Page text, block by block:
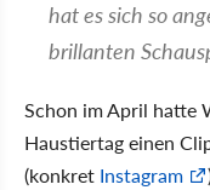
hat es sich so
brillanten
Schon im April hatte
Haustiertag einen
(konkret Instagram